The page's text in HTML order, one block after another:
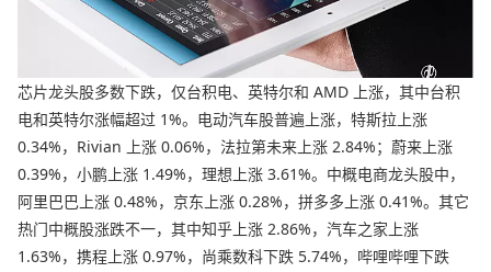
芯片龙头股多数下跌，仅台积电、英特尔和 AMD 上涨，其中台积
电和英特尔涨幅超过 1%。电动汽车股普遍上涨，特斯拉上涨
0.34%，Rivian 上涨 0.06%，法拉第未来上涨 2.84%；蔚来上涨
0.39%，小鹏上涨 1.49%，理想上涨 3.61%。中概电商龙头股中，
阿里巴巴上涨 0.48%，京东上涨 0.28%，拼多多上涨 0.41%。其它
热门中概股涨跌不一，其中知乎上涨 2.86%，汽车之家上涨
1.63%，携程上涨 0.97%，尚乘数科下跌 5.74%，哔哩哔哩下跌